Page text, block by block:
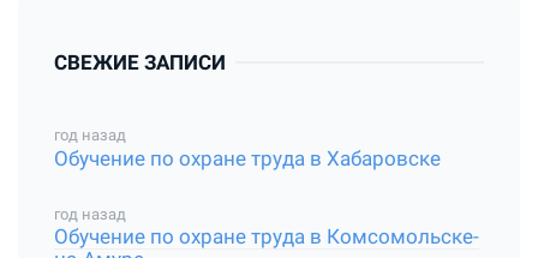
СВЕЖИЕ ЗАПИСИ
год назад
Обучение по охране труда в Хабаровске
год назад
Обучение по охране труда в Комсомольске-